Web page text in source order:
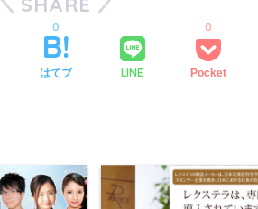
はてブ
0
LINE Pocket
0